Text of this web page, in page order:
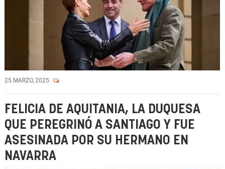
25 MARZO, 2025
FELICIA DE AQUITANIA, LA DUQUESA
QUE PEREGRINÓ A SANTIAGO Y FUE
ASESINADA POR SU HERMANO EN
NAVARRA